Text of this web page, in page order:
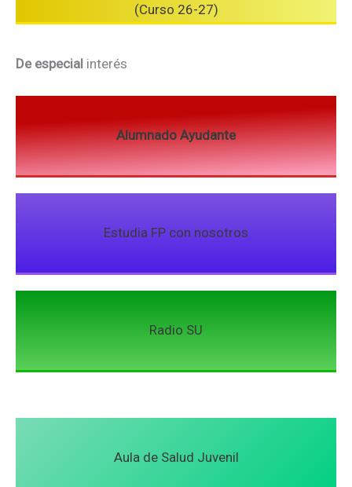
(Curso 26-27)
De especial interés
Alumnado Ayudante
Estudia FP con nosotros
Radio SU
Aula de Salud Juvenil